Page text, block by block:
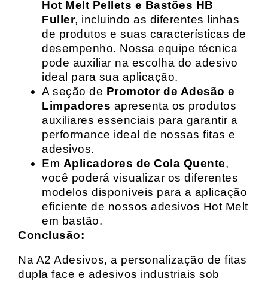
Hot Melt Pellets e Bastões HB
Fuller, incluindo as diferentes linhas
de produtos e suas características de
desempenho. Nossa equipe técnica
pode auxiliar na escolha do adesivo
ideal para sua aplicação.
A seção de Promotor de Adesão e
Limpadores apresenta os produtos
auxiliares essenciais para garantir a
performance ideal de nossas fitas e
adesivos.
Em Aplicadores de Cola Quente,
você poderá visualizar os diferentes
modelos disponíveis para a aplicação
eficiente de nossos adesivos Hot Melt
em bastão.
Conclusão:
Na A2 Adesivos, a personalização de fitas
dupla face e adesivos industriais sob